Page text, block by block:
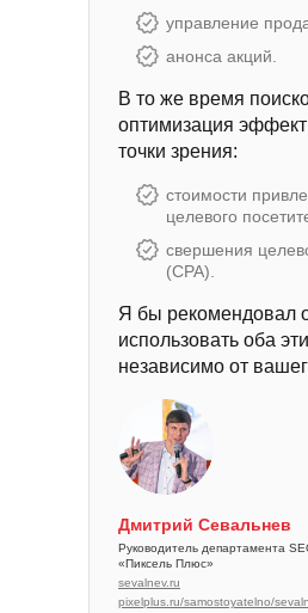
Дмитрий Севальнев
Руководитель департамента
«Пиксель Плюс»
sevalnev.ru
pixelplus.ru/samostoyatelno/
управление
анонса акций.
В то же время
оптимизация
точки зрения:
стоимости
целевого
свершения
(CPA).
Я бы рекомендовал
использовать оба
независимо от